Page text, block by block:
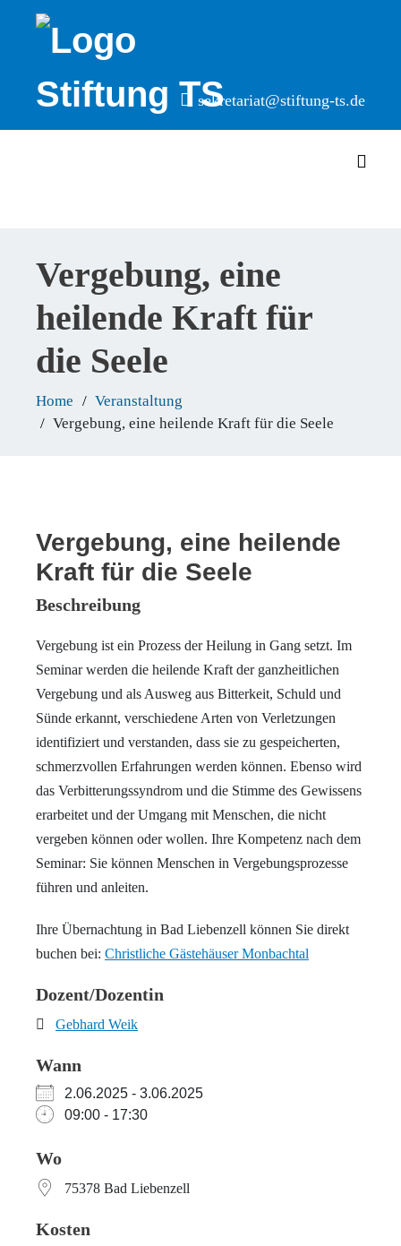
sekretariat@stiftung-ts.de
Vergebung, eine
heilende Kraft für
die Seele
Home
Veranstaltung
Vergebung, eine heilende Kraft für die Seele
Vergebung, eine heilende
Kraft für die Seele
Beschreibung
Vergebung ist ein Prozess der Heilung in Gang setzt. Im
Seminar werden die heilende Kraft der ganzheitlichen
Vergebung und als Ausweg aus Bitterkeit, Schuld und
Sünde erkannt, verschiedene Arten von Verletzungen
identifiziert und verstanden, dass sie zu gespeicherten,
schmerzvollen Erfahrungen werden können. Ebenso wird
das Verbitterungssyndrom und die Stimme des Gewissens
erarbeitet und der Umgang mit Menschen, die nicht
vergeben können oder wollen. Ihre Kompetenz nach dem
Seminar: Sie können Menschen in Vergebungsprozesse
führen und anleiten.
Ihre Übernachtung in Bad Liebenzell können Sie direkt
buchen bei: Christliche Gästehäuser Monbachtal
Dozent/Dozentin
Gebhard Weik
Wann
2.06.2025 - 3.06.2025
09:00 - 17:30
Wo
75378 Bad Liebenzell
Kosten